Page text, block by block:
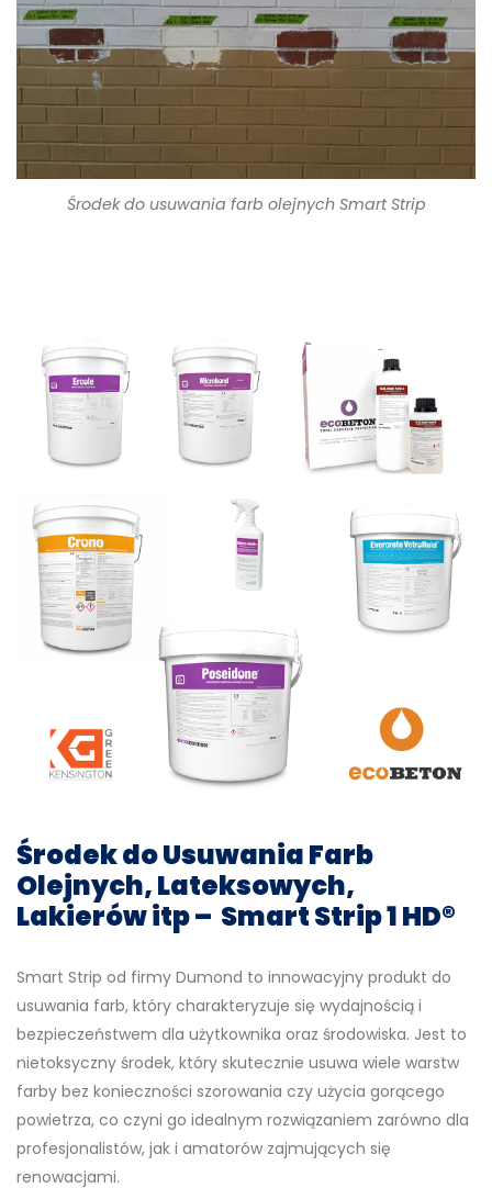
Środek do usuwania farb olejnych Smart Strip
Środek do Usuwania Farb
Olejnych, Lateksowych,
Lakierów itp – Smart Strip 1 HD®
Smart Strip od firmy Dumond to innowacyjny produkt do
usuwania farb, który charakteryzuje się wydajnością i
bezpieczeństwem dla użytkownika oraz środowiska. Jest to
nietoksyczny środek, który skutecznie usuwa wiele warstw
farby bez konieczności szorowania czy użycia gorącego
powietrza, co czyni go idealnym rozwiązaniem zarówno dla
profesjonalistów, jak i amatorów zajmujących się
renowacjami.